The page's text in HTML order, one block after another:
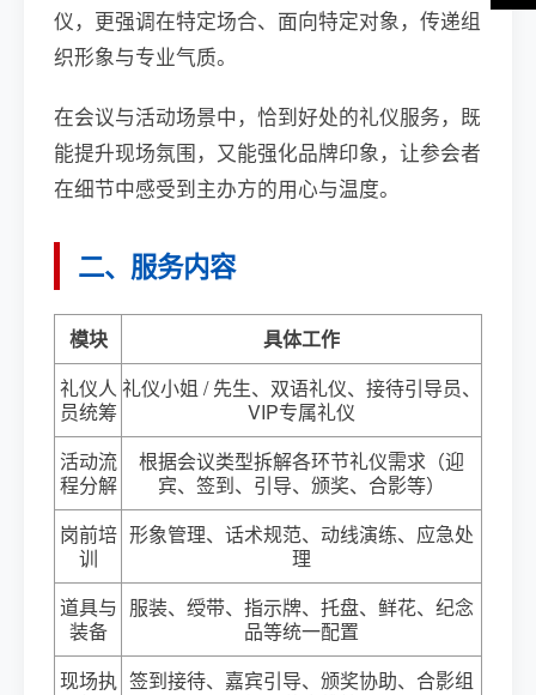
仪，更强调在特定场合、面向特定对象，传递组
织形象与专业气质。
在会议与活动场景中，恰到好处的礼仪服务，既
能提升现场氛围，又能强化品牌印象，让参会者
在细节中感受到主办方的用心与温度。
二、服务内容
模块
具体工作
礼仪人
员统筹
礼仪小姐 / 先生、双语礼仪、接待引导员、
VIP专属礼仪
活动流
程分解
根据会议类型拆解各环节礼仪需求（迎
宾、签到、引导、颁奖、合影等）
岗前培
训
形象管理、话术规范、动线演练、应急处
理
道具与
装备
服装、绶带、指示牌、托盘、鲜花、纪念
品等统一配置
现场执 签到接待、嘉宾引导、颁奖协助、合影组